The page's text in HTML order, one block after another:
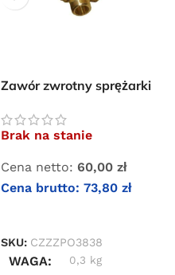
Zawór zwrotny sprężarki
Brak na stanie
Cena netto: 60,00 zł
Cena brutto: 73,80 zł
SKU: CZZZPO3838
WAGA 0,3 kg